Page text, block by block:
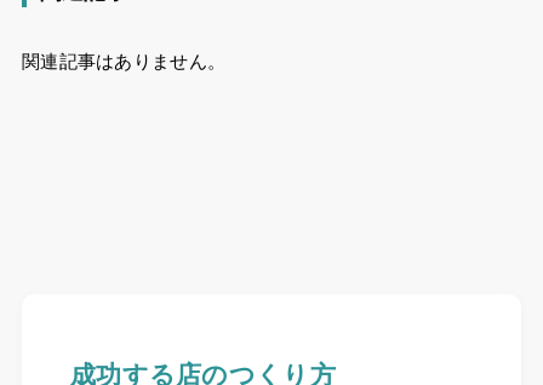
関連記事はありません。
成功する店のつくり方